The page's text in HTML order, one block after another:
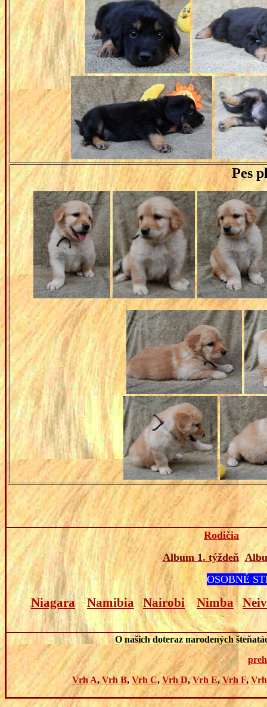
Pes
Rodičia
Album 1. týždeň
OSOBNÉ
Niagara Namibia Nairobi Nimba
O našich doteraz narodených
Vrh A,Vrh B, Vrh C, Vrh D,Vrh E,Vrh F,